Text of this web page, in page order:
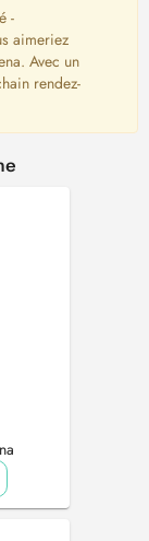
-
aimeriez
Avec un
rendez-